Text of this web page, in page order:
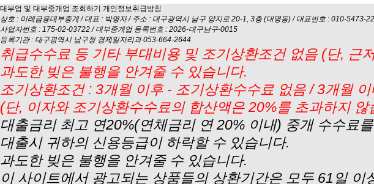
대부업 및 대부중개업 조회하기 개인정보취급방침
상호 : 미래금융대부중개 / 대표 : 박명자 / 주소 : 대구광역시 남구 양지로 20-1, 3층 (대명동) / 대표번호 : 010-5473-
사업자번호 : 175-02-03722 / 대부중개업 등록번호 : 2026-대구남구-0015
등록기관 : 대구광역시 남구청 경제일자리과 053-664-2644
취급수수료 등 기타 부대비용 및 조기상환조건 없음 (단, 근
과도한 빚은 불행을 안겨줄 수 있습니다.
조기상환조건 : 3개월 이후 - 조기상환수수료 없음 / 3개월
(단, 이자와 조기상환수수료의 합산액은 20%를 초과하지 않
대출금리 최고 연20%(연체금리 연 20% 이내) 중개 수수료
대출시 귀하의 신용등급이 하락할 수 있습니다.
과도한 빚은 불행을 안겨줄 수 있습니다.
이 사이트에서 광고되는 상품들의 상환기간은 모두 61일